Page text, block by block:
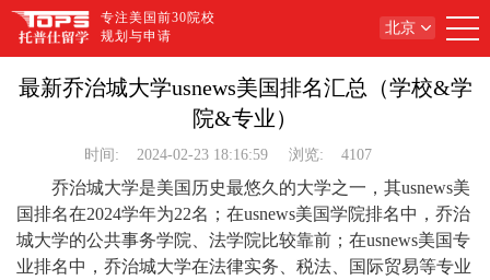
专注美国前30院校
规划与申请
北京
最新乔治城大学usnews美国排名汇总（学校&学
院&专业）
时间: 2024-02-23 18:16:59 浏览: 4107
乔治城大学是美国历史最悠久的大学之一，其usnews美
国排名在2024学年为22名；在usnews美国学院排名中，乔治
城大学的公共事务学院、法学院比较靠前；在usnews美国专
业排名中，乔治城大学在法律实务、税法、国际贸易等专业